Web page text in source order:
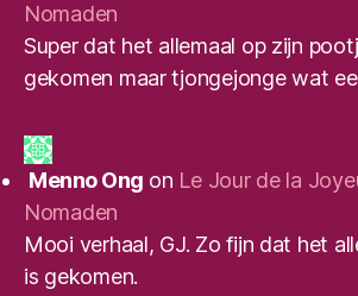
Nomaden
Super dat het allemaal op zijn
gekomen maar tjongejonge wat
Menno Ong on Le Jour de la
Nomaden
Mooi verhaal, GJ. Zo fijn dat het
is gekomen.